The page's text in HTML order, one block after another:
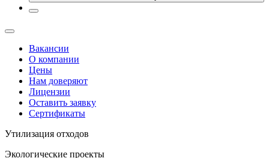
Вакансии
О компании
Цены
Нам доверяют
Лицензии
Оставить заявку
Сертификаты
Утилизация отходов
Экологические проекты